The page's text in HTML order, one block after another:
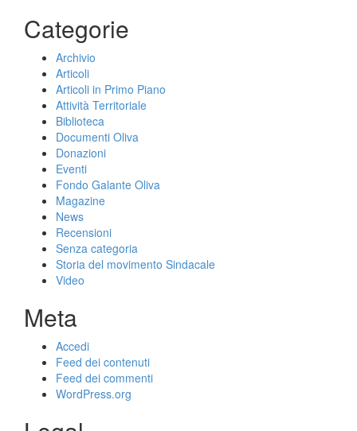
Categorie
Archivio
Articoli
Articoli in Primo Piano
Attività Territoriale
Biblioteca
Documenti Oliva
Donazioni
Eventi
Fondo Galante Oliva
Magazine
News
Recensioni
Senza categoria
Storia del movimento Sindacale
Video
Meta
Accedi
Feed dei contenuti
Feed dei commenti
WordPress.org